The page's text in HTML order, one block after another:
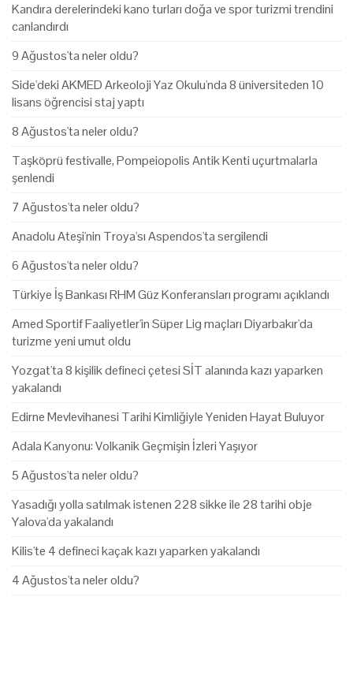
Kandıra derelerindeki kano turları doğa ve spor turizmi trendini
canlandırdı
9 Ağustos'ta neler oldu?
Side'deki AKMED Arkeoloji Yaz Okulu'nda 8 üniversiteden 10
lisans öğrencisi staj yaptı
8 Ağustos'ta neler oldu?
Taşköprü festivalle, Pompeiopolis Antik Kenti uçurtmalarla
şenlendi
7 Ağustos'ta neler oldu?
Anadolu Ateşi'nin Troya'sı Aspendos'ta sergilendi
6 Ağustos'ta neler oldu?
Türkiye İş Bankası RHM Güz Konferansları programı açıklandı
Amed Sportif Faaliyetler'in Süper Lig maçları Diyarbakır'da
turizme yeni umut oldu
Yozgat'ta 8 kişilik defineci çetesi SİT alanında kazı yaparken
yakalandı
Edirne Mevlevihanesi Tarihi Kimliğiyle Yeniden Hayat Buluyor
Adala Kanyonu: Volkanik Geçmişin İzleri Yaşıyor
5 Ağustos'ta neler oldu?
Yasadığı yolla satılmak istenen 228 sikke ile 28 tarihi obje
Yalova'da yakalandı
Kilis'te 4 defineci kaçak kazı yaparken yakalandı
4 Ağustos'ta neler oldu?